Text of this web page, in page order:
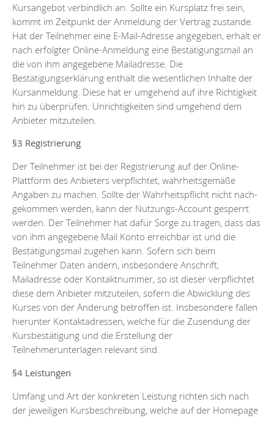
Kursangebot verbindlich an. Sollte ein Kursplatz frei sein,
kommt im Zeitpunkt der Anmeldung der Vertrag zustande.
Hat der Teilnehmer eine E-Mail-Adresse angegeben, erhält er
nach erfolgter Online-Anmeldung eine Bestätigungsmail an
die von ihm angegebene Mailadresse. Die
Bestätigungserklärung enthält die wesentlichen Inhalte der
Kursanmeldung. Diese hat er umgehend auf ihre Richtigkeit
hin zu überprüfen. Unrichtigkeiten sind umgehend dem
Anbieter mitzuteilen.
§3 Registrierung
Der Teilnehmer ist bei der Registrierung auf der Online-
Plattform des Anbieters verpflichtet, wahrheitsgemäße
Angaben zu machen. Sollte der Wahrheitspflicht nicht nach-
gekommen werden, kann der Nutzungs-Account gesperrt
werden. Der Teilnehmer hat dafür Sorge zu tragen, dass das
von ihm angegebene Mail Konto erreichbar ist und die
Bestätigungsmail zugehen kann. Sofern sich beim
Teilnehmer Daten ändern, insbesondere Anschrift,
Mailadresse oder Kontaktnummer, so ist dieser verpflichtet
diese dem Anbieter mitzuteilen, sofern die Abwicklung des
Kurses von der Änderung betroffen ist. Insbesondere fallen
hierunter Kontaktadressen, welche für die Zusendung der
Kursbestätigung und die Erstellung der
Teilnehmerunterlagen relevant sind.
§4 Leistungen
Umfang und Art der konkreten Leistung richten sich nach
der jeweiligen Kursbeschreibung, welche auf der Homepage